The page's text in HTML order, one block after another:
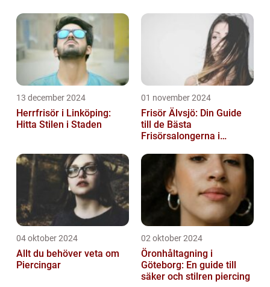
13 december 2024
Herrfrisör i Linköping:
Hitta Stilen i Staden
01 november 2024
Frisör Älvsjö: Din Guide
till de Bästa
Frisörsalongerna i
04 oktober 2024
Allt du behöver veta om
Piercingar
02 oktober 2024
Öronhåltagning i
Göteborg: En guide till
säker och stilren piercing